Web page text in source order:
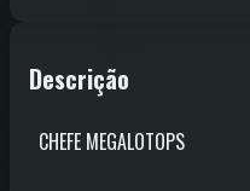
Descrição
CHEFE MEGALOTOPS